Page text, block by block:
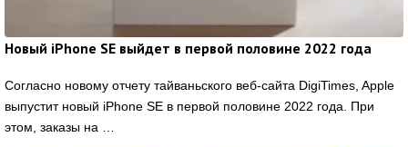
Новый iPhone SE выйдет в первой половине 2022 года
Согласно новому отчету тайваньского веб-сайта DigiTimes, Apple
выпустит новый iPhone SE в первой половине 2022 года. При
этом, заказы на …